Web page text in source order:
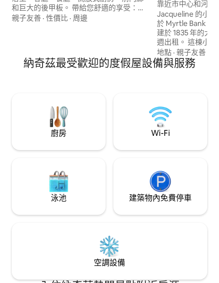
和巨大的後甲板。 帶給您舒適的享受：記
憶泡綿床墊；幾臺智慧電視；高速WiFi；
（最多2隻）。步行幾分鐘即可抵達酒吧、
親子友善 · 性價比 · 周邊
靠近市中心和河流
Jacqueline 的小屋
於 Myrtle Bank 後
建於 1835 年的大
週出租。 這棟小
充分的隱私和放鬆
一起，這裡成為了
庭聚會的完美場
地點 ·親子友善
納奇茲最受歡迎的度假屋設備與服務
廚房 Wi-Fi
泳池 建築物內免費停車
空調設備